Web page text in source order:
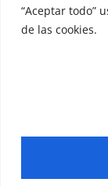
“Aceptar todo”
de las cookies.